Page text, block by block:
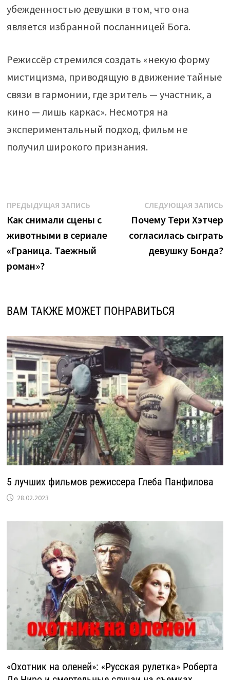
убежденностью девушки в том, что она
является избранной посланницей Бога.
Режиссёр стремился создать «некую форму
мистицизма, приводящую в движение тайные
связи в гармонии, где зритель — участник, а
кино — лишь каркас». Несмотря на
экспериментальный подход, фильм не
получил широкого признания.
Навигация
по
записям
ПРЕДЫДУЩАЯ ЗАПИСЬПредыдущая
запись:
Как снимали сцены с
животными в сериале
«Граница. Таежный
роман»?
СЛЕДУЮЩАЯ ЗАПИСЬ
Почему Тери Хэтчер
согласилась сыграть
девушку Бонда?
ВАМ ТАКЖЕ МОЖЕТ ПОНРАВИТЬСЯ
5 лучших фильмов режиссера Глеба Панфилова
28.02.2023
«Охотник на оленей»: «Русская рулетка» Роберта